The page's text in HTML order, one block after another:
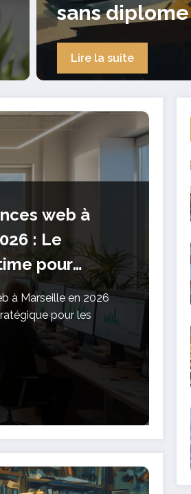
banque :
et la
Lire la suite
web à
: Le
pour
à Marseille en 2026
pour les